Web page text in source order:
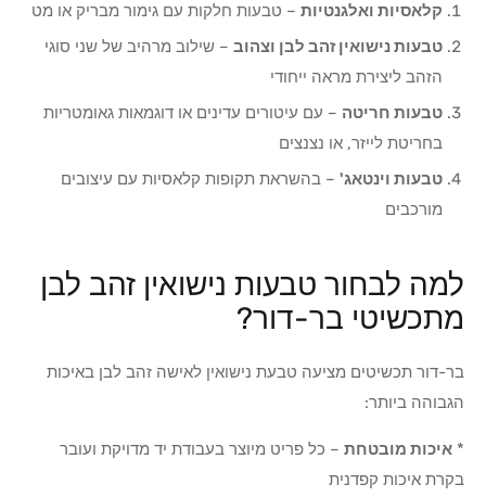
קלאסיות ואלגנטיות – טבעות חלקות עם גימור מבריק או מט
טבעות נישואין זהב לבן וצהוב – שילוב מרהיב של שני סוגי
הזהב ליצירת מראה ייחודי
טבעות חריטה – עם עיטורים עדינים או דוגמאות גאומטריות
בחריטת לייזר, או נצנצים
טבעות וינטאג' – בהשראת תקופות קלאסיות עם עיצובים
מורכבים
למה לבחור טבעות נישואין זהב לבן
מתכשיטי בר-דור?
בר-דור תכשיטים מציעה טבעת נישואין לאישה זהב לבן באיכות
הגבוהה ביותר:
* איכות מובטחת – כל פריט מיוצר בעבודת יד מדויקת ועובר
בקרת איכות קפדנית